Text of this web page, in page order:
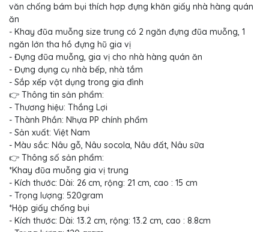
văn chống bám bụi thích hợp đựng khăn giấy nhà hàng quán
ăn
- Khay đũa muỗng size trung có 2 ngăn đựng đũa muỗng, 1
ngăn lớn tha hồ đựng hũ gia vị
- Đựng đũa muỗng, gia vị cho nhà hàng quán ăn
- Đựng dụng cụ nhà bếp, nhà tắm
- Sắp xếp vật dụng trong gia đình
👉 Thông tin sản phẩm:
- Thương hiệu: Thắng Lợi
- Thành Phần: Nhựa PP chính phẩm
- Sản xuất: Việt Nam
- Màu sắc: Nâu gỗ, Nâu socola, Nâu đất, Nâu sữa
👉 Thông số sản phẩm:
*Khay đũa muỗng gia vị trung
- Kích thước: Dài: 26 cm, rộng: 21 cm, cao : 15 cm
- Trọng lượng: 520gram
*Hộp giấy chống bụi
- Kích thước: Dài: 13.2 cm, rộng: 13.2 cm, cao : 8.8cm